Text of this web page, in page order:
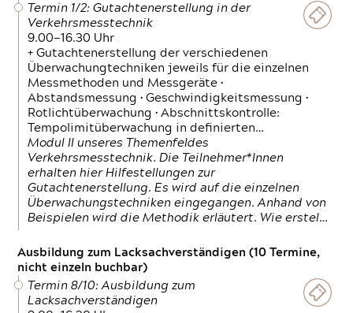
Termin 1/2: Gutachtenerstellung in der
Verkehrsmesstechnik
9.00—16.30 Uhr
+ Gutachtenerstellung der verschiedenen
Überwachungtechniken jeweils für die einzelnen
Messmethoden und Messgeräte •
Abstandsmessung • Geschwindigkeitsmessung •
Rotlichtüberwachung • Abschnittskontrolle:
Tempolimitüberwachung in definierten…
Modul II unseres Themenfeldes
Verkehrsmesstechnik. Die Teilnehmer*Innen
erhalten hier Hilfestellungen zur
Gutachtenerstellung. Es wird auf die einzelnen
Überwachungstechniken eingegangen. Anhand von
Beispielen wird die Methodik erläutert. Wie erstel…
Ausbildung zum Lacksachverständigen (10 Termine,
nicht einzeln buchbar)
Termin 8/10: Ausbildung zum
Lacksachverständigen